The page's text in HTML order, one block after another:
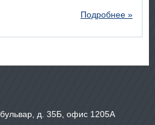
Подробнее »
д. 35Б, офис 1205А